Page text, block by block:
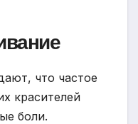
что частое
красителей
боли.